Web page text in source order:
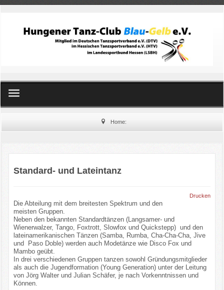
Line Dance
Orientalischer Tanz
Infos/Termine u.a
Events/Bildergalerie
Kontakte
Home:
Standard- und Lateintanz
Drucken
Die Abteilung mit dem breitesten Spektrum und den
meisten Gruppen.
Neben den bekannten Standardtänzen (Langsamer- und
Wienerwalzer, Tango, Foxtrott, Slowfox und Quickstepp) und den
lateinamerikanischen Tänzen (Samba, Rumba, Cha-Cha-Cha, Jive
und Paso Doble) werden auch Modetänze wie Disco Fox und
Mambo geübt.
In drei verschiedenen Gruppen tanzen sowohl Gründungsmitglieder
als auch die Jugendformation (Young Generation) unter der Leitung
von Jörg Walter und Julian Schäfer, je nach Vorkenntnissen und
Können.